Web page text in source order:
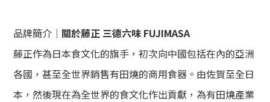
品牌簡介｜ 關於藤正 三德六味 FUJIMASA
藤正作為日本食文化的旗手，初次向中國包括在內的亞洲
各國，甚至全世界銷售有田燒的商用食器。由佐賀至全日
本，然後現在為全世界的食文化作出貢獻，為有田燒產業